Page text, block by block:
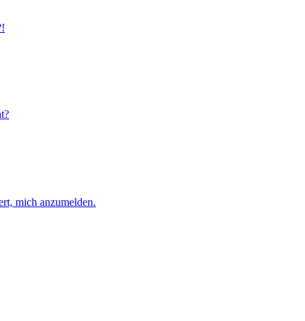
mich anzumelden.